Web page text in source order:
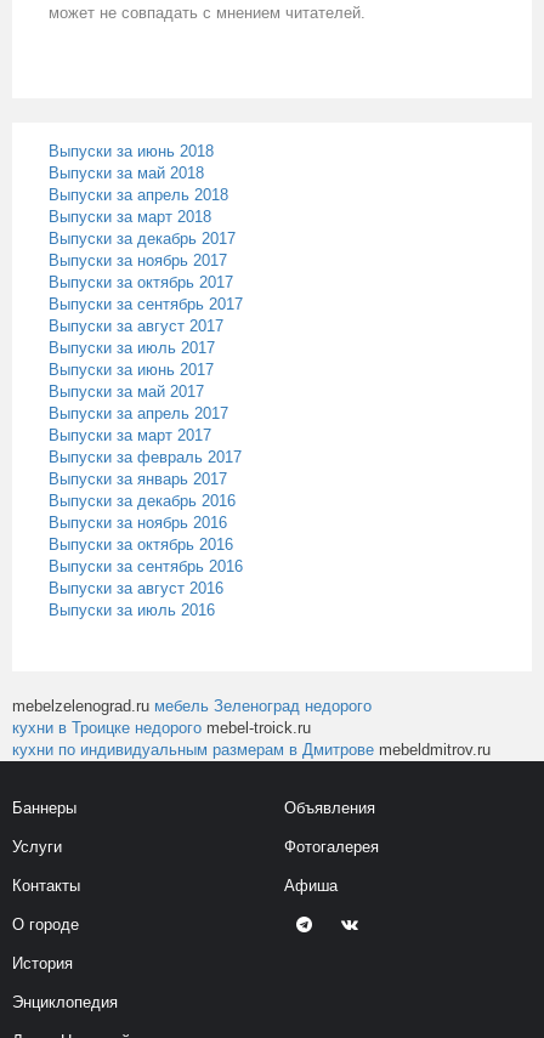
может не совпадать с мнением читателей.
Выпуски за июнь 2018
Выпуски за май 2018
Выпуски за апрель 2018
Выпуски за март 2018
Выпуски за декабрь 2017
Выпуски за ноябрь 2017
Выпуски за октябрь 2017
Выпуски за сентябрь 2017
Выпуски за август 2017
Выпуски за июль 2017
Выпуски за июнь 2017
Выпуски за май 2017
Выпуски за апрель 2017
Выпуски за март 2017
Выпуски за февраль 2017
Выпуски за январь 2017
Выпуски за декабрь 2016
Выпуски за ноябрь 2016
Выпуски за октябрь 2016
Выпуски за сентябрь 2016
Выпуски за август 2016
Выпуски за июль 2016
mebelzelenograd.ru мебель Зеленоград недорого
кухни в Троицке недорого mebel-troick.ru
кухни по индивидуальным размерам в Дмитрове mebeldmitrov.ru
Баннеры
Услуги
Контакты
О городе
История
Энциклопедия
Объявления
Фотогалерея
Афиша